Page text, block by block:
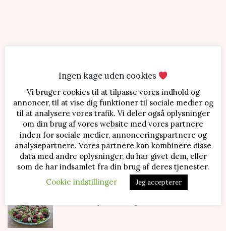
SENESTE OPSKRIFTER
Jordbærtærte med mascarponecreme
Klassisk cheesecake med kirsebær
Ingen kage uden cookies
Vi bruger cookies til at tilpasse vores indhold og
annoncer, til at vise dig funktioner til sociale medier og
til at analysere vores trafik. Vi deler også oplysninger
om din brug af vores website med vores partnere
inden for sociale medier, annonceringspartnere og
analysepartnere. Vores partnere kan kombinere disse
data med andre oplysninger, du har givet dem, eller
som de har indsamlet fra din brug af deres tjenester.
Cookie indstillinger
Jeg accepterer